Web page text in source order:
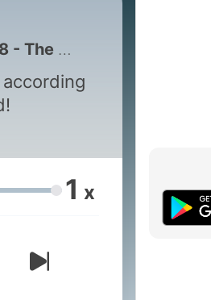
West Deception, Your Questions Answered Interview
1 x